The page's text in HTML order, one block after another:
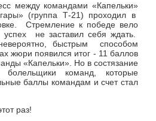
между командами «Капельки»
(группа Т-21) проходил в
Стремление к победе вело
не заставил себя ждать.
быстрым способом
жюри появился итог - 11 баллов
«Капельки». Но в состязание
болельщики команд, которые
баллы командам и счет стал
раз!